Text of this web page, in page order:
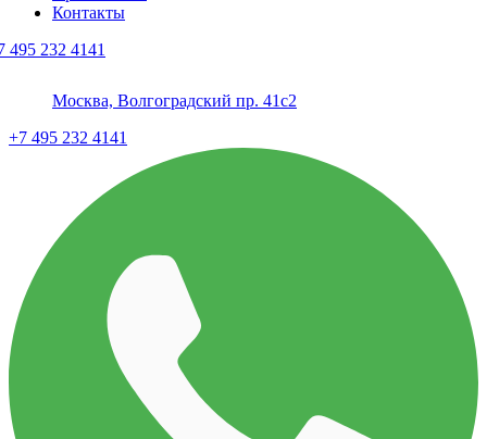
Контакты
495 232 4141
Москва, Волгоградский пр. 41с2
+7 495 232 4141